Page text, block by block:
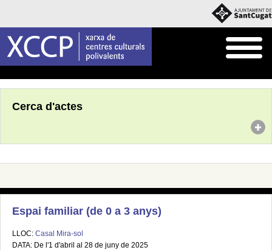
Cerca d'actes
Espai familiar (de 0 a 3 anys)
LLOC: Casal Mira-sol
DATA: De l'1 d'abril al 28 de juny de 2025